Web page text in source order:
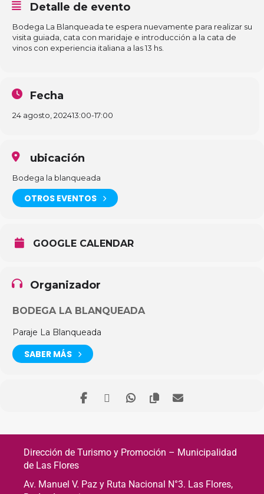
Detalle de evento
Bodega La Blanqueada te espera nuevamente para realizar su
visita guiada, cata con maridaje e introducción a la cata de
vinos con experiencia italiana a las 13 hs.
Fecha
24 agosto, 202413:00-17:00
ubicación
Bodega la blanqueada
OTROS EVENTOS
GOOGLE CALENDAR
Organizador
BODEGA LA BLANQUEADA
Paraje La Blanqueada
SABER MÁS
Dirección de Turismo y Promoción – Municipalidad
de Las Flores
Av. Manuel V. Paz y Ruta Nacional N°3. Las Flores,